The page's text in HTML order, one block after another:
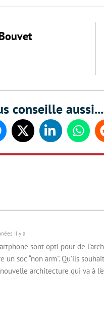
conseille aussi...
Twitter Linkedin
il y a
sont opti pour de
un soc “non arm”. Qu’ils
architecture qui va à